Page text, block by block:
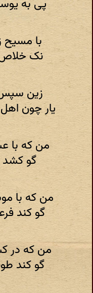
پی به
با مسیح
نک خلاص
زین سپس
یار چون
من که با
گو
من که با
گو کند
من که در
گو کند